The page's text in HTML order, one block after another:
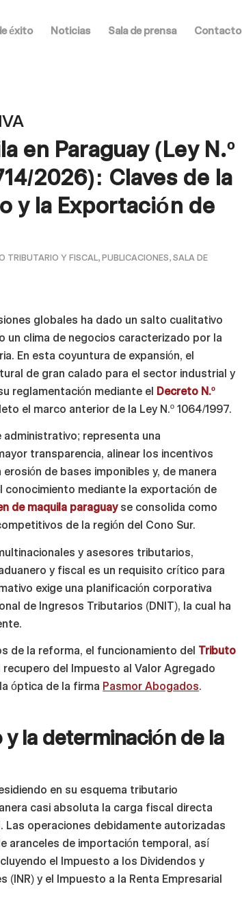
éxito Noticias Sala de prensa Contacto
en Paraguay (Ley N.º
2026): Claves de la
y la Exportación de
TRIBUTARIO Y FISCAL,PUBLICACIONES,SALA DE
globales ha dado un salto cualitativo
un clima de negocios caracterizado por la
En esta coyuntura de expansión, el
de gran calado para el sector industrial y
reglamentación mediante el Decreto N.º
el marco anterior de la Ley N.º 1064/1997.
representa una
transparencia, alinear los incentivos
de bases imponibles y, de manera
conocimiento mediante la exportación de
de maquila paraguayse consolida como
de la región del Cono Sur.
y asesores tributarios,
y fiscal es un requisito crítico para
exige una planificación corporativa
de Ingresos Tributarios (DNIT), la cual ha
de la reforma, el funcionamiento del Tributo
del Impuesto al Valor Agregado
óptica de la firma Pasmor Abogados.
la determinación de la
en su esquema tributario
casi absoluta la carga fiscal directa
operaciones debidamente autorizadas
aranceles de importación temporal, así
el Impuesto a los Dividendos y
(INR) y el Impuesto a la Renta Empresarial